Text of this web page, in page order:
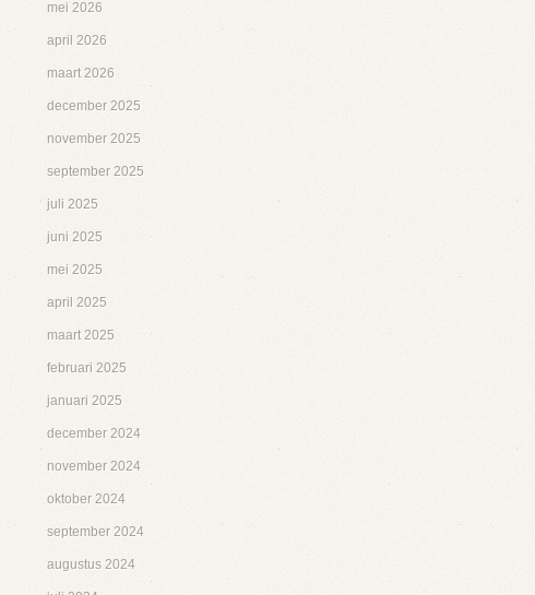
mei 2026
april 2026
maart 2026
december 2025
november 2025
september 2025
juli 2025
juni 2025
mei 2025
april 2025
maart 2025
februari 2025
januari 2025
december 2024
november 2024
oktober 2024
september 2024
augustus 2024